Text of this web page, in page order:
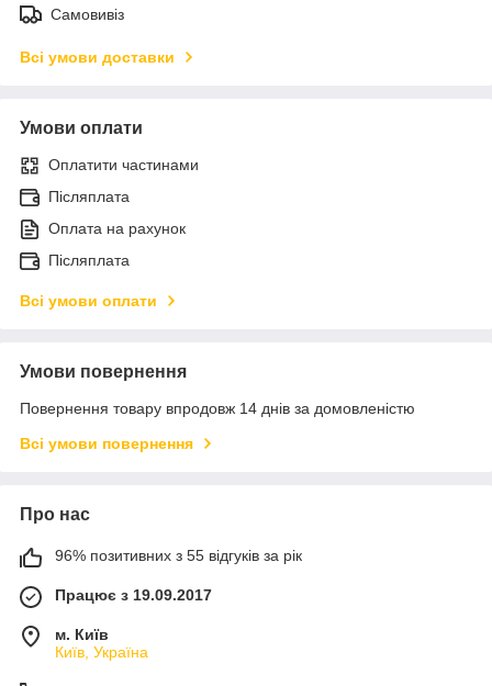
Самовивіз
Всі умови доставки
Умови оплати
Оплатити частинами
Післяплата
Оплата на рахунок
Післяплата
Всі умови оплати
Умови повернення
Повернення товару впродовж 14 днів за домовленістю
Всі умови повернення
Про нас
96% позитивних з 55 відгуків за рік
Працює з 19.09.2017
м. Київ
Київ, Україна